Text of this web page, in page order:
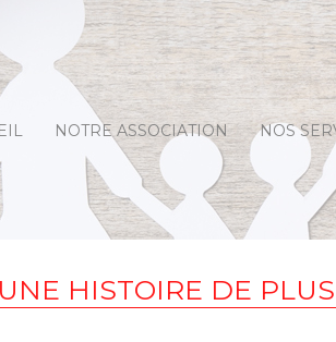
NOTRE ASSOCIATION NOS
Le
La
UNE HISTOIRE DE